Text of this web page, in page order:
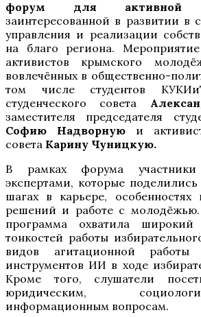
форум для активной
заинтересованной в развитии в
управления и реализации
на благо региона.
активистов крымского
вовлечённых в общественно-
том числе студентов
студенческого совета
заместителя председателя
Софию Надворную и
совета Карину Чуницкую.
В рамках форума
экспертами, которые
шагах в карьере, особенностях
решений и работе с молодёжью.
программа охватила
тонкостей работы
видов агитационной
инструментов ИИ в ходе
Кроме того, слушатели
юридическим,
информационным вопросам.